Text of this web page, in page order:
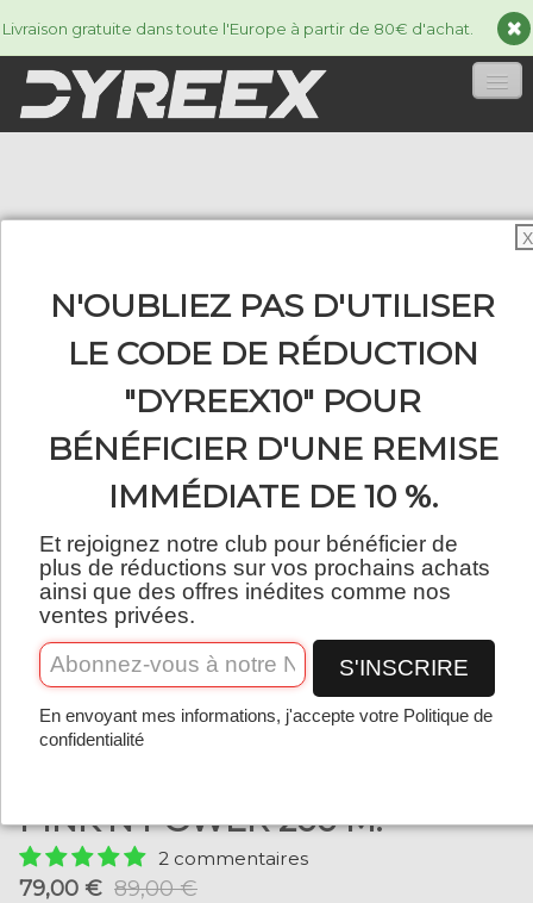
Livraison gratuite dans toute l'Europe à partir de 80€ d'achat.
CORDAGES▼
0
Français
PINK'N POWER 200 M.
2 commentaires
79,00 € 89,00 €
X
N'OUBLIEZ PAS D'UTILISER
LE CODE DE RÉDUCTION
"DYREEX10" POUR
BÉNÉFICIER D'UNE REMISE
IMMÉDIATE DE 10 %.
Et rejoignez notre club pour bénéficier de
plus de réductions sur vos prochains achats
ainsi que des offres inédites comme nos
ventes privées.
S'INSCRIRE
En envoyant mes informations, j'accepte votre Politique de
confidentialité